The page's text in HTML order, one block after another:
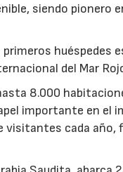
siendo pionero
huéspedes
del Mar
8.000
importante en el
visitantes cada